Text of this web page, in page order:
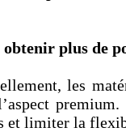
plus de
les
et limiter la